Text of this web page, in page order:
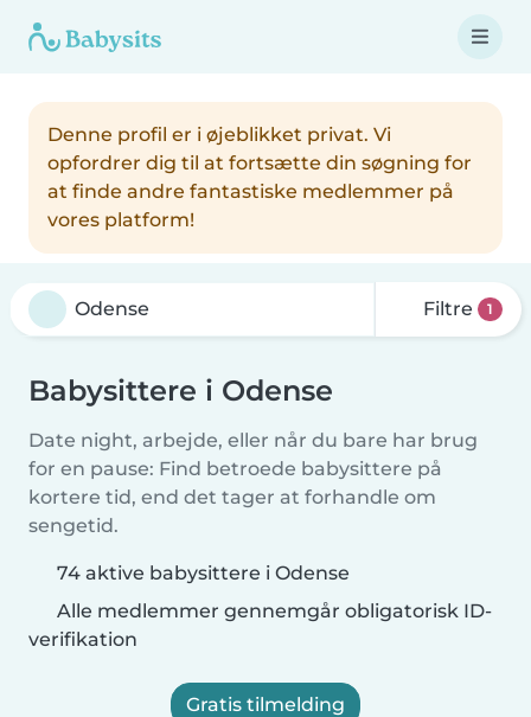
Denne profil er i øjeblikket privat. Vi
opfordrer dig til at fortsætte din søgning for
at finde andre fantastiske medlemmer på
vores platform!
Filtre 1
Babysittere i Odense
Date night, arbejde, eller når du bare har brug
for en pause: Find betroede babysittere på
kortere tid, end det tager at forhandle om
sengetid.
74 aktive babysittere i Odense
Alle medlemmer gennemgår obligatorisk ID-
verifikation
Gratis tilmelding